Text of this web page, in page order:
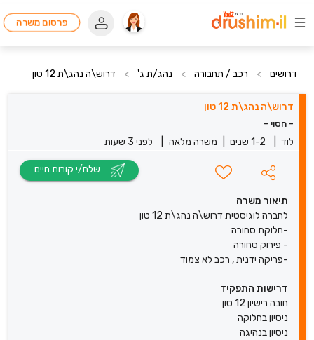
פרסום משרה
דרושים > רכב / תחבורה > נהג/ת ג' > דרוש\ה נהג\ת 12 טון
דרוש\ה נהג\ת 12 טון
- חסוי -
לוד 1-2 שנים משרה מלאה לפני 3 שעות
תיאור משרה
לחברה לוגיסטית דרוש\ה נהג\ת 12 טון
-חלוקת סחורה
- פירוק סחורה
-פריקה ידנית , רכב לא צמוד
דרישות התפקיד
חובה רישיון 12 טון
ניסיון בחלוקה
ניסיון בנהיגה